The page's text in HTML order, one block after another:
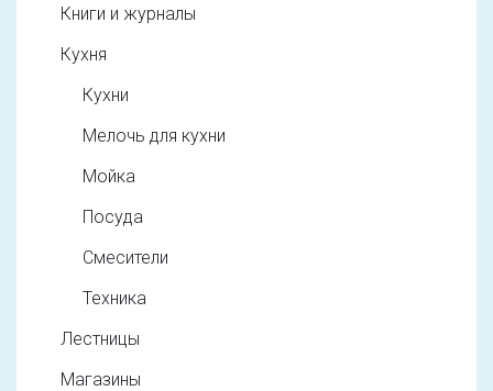
Книги и журналы
Кухня
Кухни
Мелочь для кухни
Мойка
Посуда
Смесители
Техника
Лестницы
Магазины